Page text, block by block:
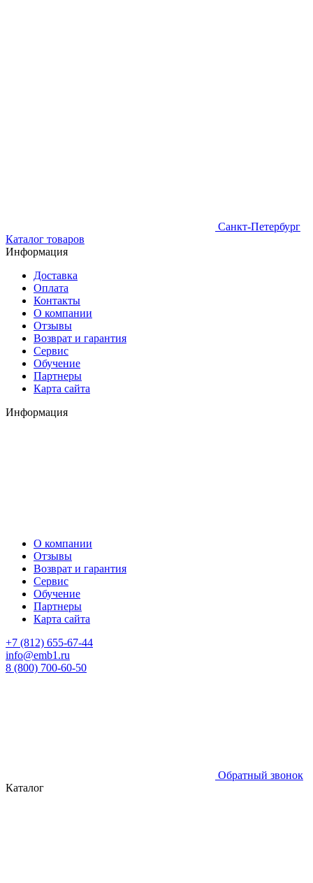
Санкт-Петербург
Каталог товаров
Информация
Доставка
Оплата
Контакты
О компании
Отзывы
Возврат и гарантия
Сервис
Обучение
Партнеры
Карта сайта
Информация
О компании
Отзывы
Возврат и гарантия
Сервис
Обучение
Партнеры
Карта сайта
+7 (812) 655-67-44
info@emb1.ru
8 (800) 700-60-50
Обратный звонок
Каталог